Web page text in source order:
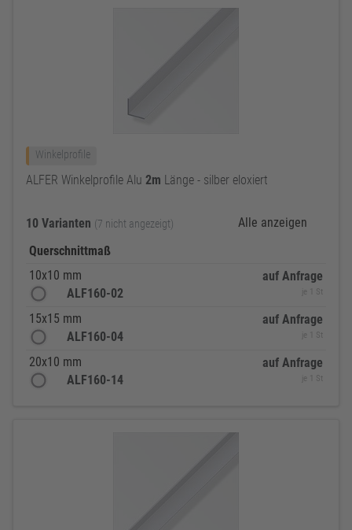
Winkelprofile
ALFER Winkelprofile Alu 2m Länge - silber eloxiert
10 Varianten (7 nicht angezeigt)
Alle anzeigen
Querschnittmaß
10x10 mm
ALF160-02
auf Anfrage
je 1 St
15x15 mm
ALF160-04
auf Anfrage
je 1 St
20x10 mm
ALF160-14
auf Anfrage
je 1 St